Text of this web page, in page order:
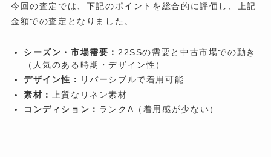
今回の査定では、下記のポイントを総合的に評価し、上記
金額での査定となりました。
シーズン・市場需要： 22SSの需要と中古市場での動き
（人気のある時期・デザイン性）
デザイン性：
リバーシブルで着用可能
素材：
上質なリネン素材
コンディション： ランクA（着用感が少ない）